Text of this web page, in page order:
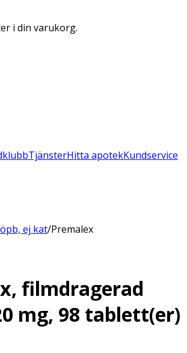
i din varukorg.
TjänsterHitta apotekKundservice
ej kat/Premalex
filmdragerad
mg, 98 tablett(er)